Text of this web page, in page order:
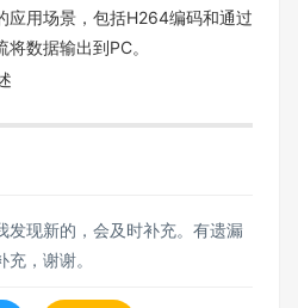
应用场景，包括H264编码和通过
数据输出到PC。
发现新的，会及时补充。有遗漏
，谢谢。